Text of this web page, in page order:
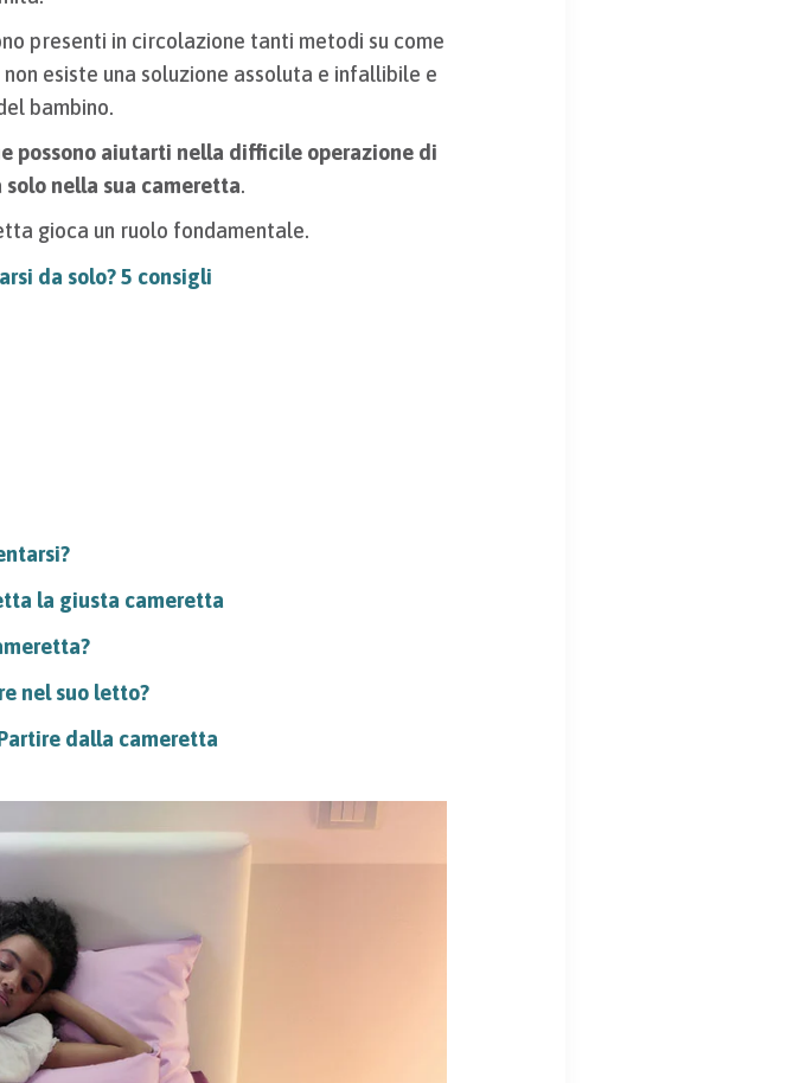
presenti in circolazione tanti metodi su come
esiste una soluzione assoluta e infallibile e
bambino.
possono aiutarti nella difficile operazione di
nella sua cameretta.
gioca un ruolo fondamentale.
da solo? 5 consigli
la giusta cameretta
nel suo letto?
dalla cameretta